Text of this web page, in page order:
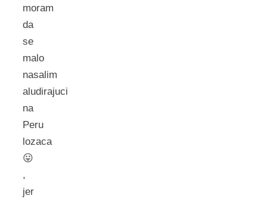
moram
da
se
malo
nasalim
aludirajuci
na
Peru
lozaca
😛
,
jer